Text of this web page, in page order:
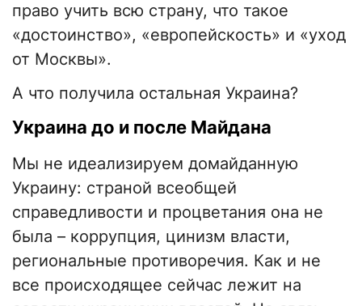
право учить всю страну, что такое
«достоинство», «европейскость» и «уход
от Москвы».
А что получила остальная Украина?
Украина до и после Майдана
Мы не идеализируем домайданную
Украину: страной всеобщей
справедливости и процветания она не
была – коррупция, цинизм власти,
региональные противоречия. Как и не
все происходящее сейчас лежит на